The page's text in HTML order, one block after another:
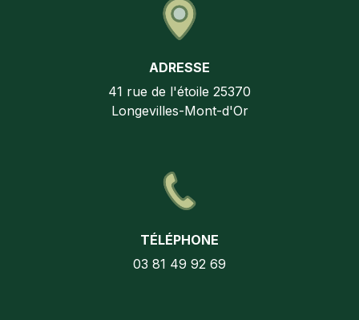
ADRESSE
41 rue de l'étoile 25370
Longevilles-Mont-d'Or
TÉLÉPHONE
03 81 49 92 69